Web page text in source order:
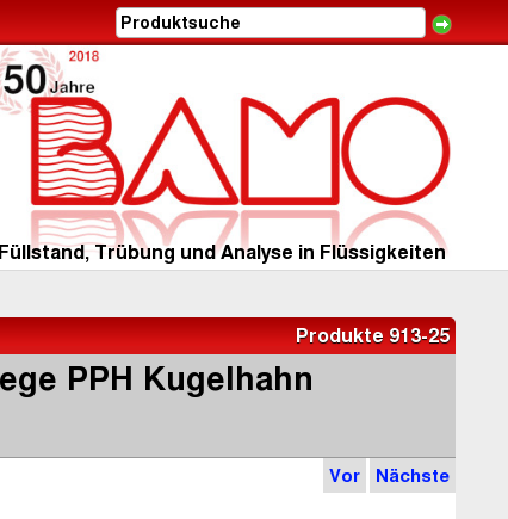
Trübung und Analyse in Flüssigkeiten
Produkte 913-25
PPH Kugelhahn
Vor Nächste